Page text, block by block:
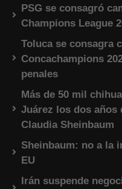
PSG se consagró
Champions League
Toluca se consagra
Concachampions
penales
Más de 50 mil
Juárez los dos
Claudia Sheinbaum
Sheinbaum: no a la
EU
Irán suspende